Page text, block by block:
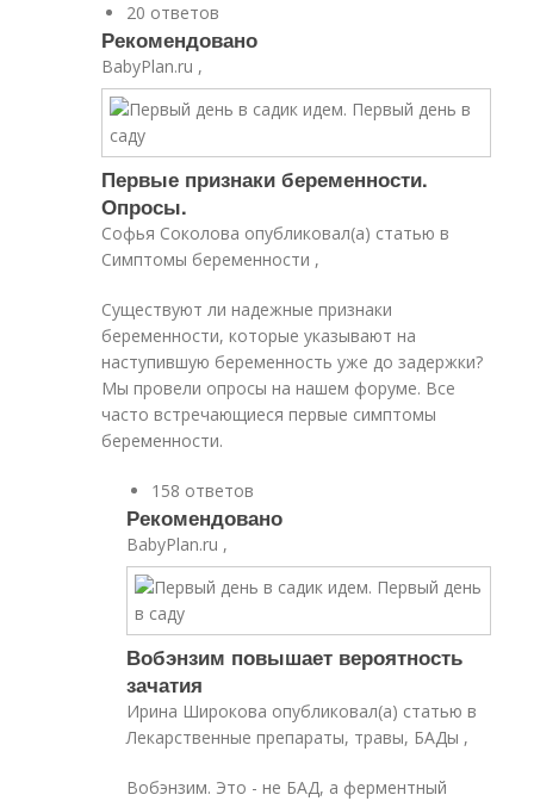
20 ответов
Рекомендовано
BabyPlan.ru ,
Первые признаки беременности.
Опросы.
Софья Соколова опубликовал(а) статью в
Симптомы беременности ,
Существуют ли надежные признаки
беременности, которые указывают на
наступившую беременность уже до задержки?
Мы провели опросы на нашем форуме. Все
часто встречающиеся первые симптомы
беременности.
158 ответов
Рекомендовано
BabyPlan.ru ,
Вобэнзим повышает вероятность
зачатия
Ирина Широкова опубликовал(а) статью в
Лекарственные препараты, травы, БАДы ,
Вобэнзим. Это - не БАД, а ферментный